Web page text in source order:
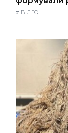
# ВІДЕО